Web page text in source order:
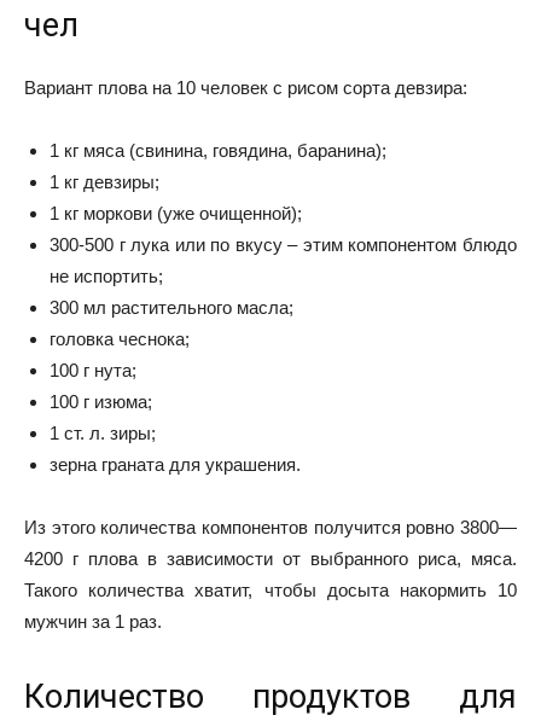
чел
Вариант плова на 10 человек с рисом сорта девзира:
1 кг мяса (свинина, говядина, баранина);
1 кг девзиры;
1 кг моркови (уже очищенной);
300-500 г лука или по вкусу – этим компонентом блюдо
не испортить;
300 мл растительного масла;
головка чеснока;
100 г нута;
100 г изюма;
1 ст. л. зиры;
зерна граната для украшения.
Из этого количества компонентов получится ровно 3800—
4200 г плова в зависимости от выбранного риса, мяса.
Такого количества хватит, чтобы досыта накормить 10
мужчин за 1 раз.
Количество продуктов для